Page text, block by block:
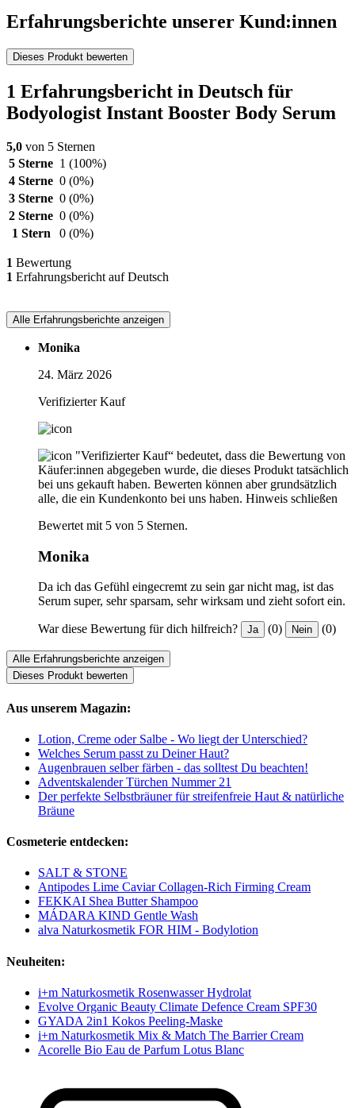
Erfahrungsberichte unserer Kund:innen
Dieses Produkt bewerten
1 Erfahrungsbericht in Deutsch für
Bodyologist Instant Booster Body Serum
5,0 von 5 Sternen
5 Sterne 1 (100%)
4 Sterne 0 (0%)
3 Sterne 0 (0%)
2 Sterne 0 (0%)
1 Stern
0 (0%)
1 Bewertung
1 Erfahrungsbericht auf Deutsch
Alle Erfahrungsberichte anzeigen
Monika
24. März 2026
Verifizierter Kauf
"Verifizierter Kauf“ bedeutet, dass die Bewertung von
Käufer:innen abgegeben wurde, die dieses Produkt tatsächlich
bei uns gekauft haben. Bewerten können aber grundsätzlich
alle, die ein Kundenkonto bei uns haben. Hinweis schließen
Bewertet mit 5 von 5 Sternen.
Monika
Da ich das Gefühl eingecremt zu sein gar nicht mag, ist das
Serum super, sehr sparsam, sehr wirksam und zieht sofort ein.
War diese Bewertung für dich hilfreich? Ja (0) Nein (0)
Alle Erfahrungsberichte anzeigen
Dieses Produkt bewerten
Aus unserem Magazin:
Lotion, Creme oder Salbe - Wo liegt der Unterschied?
Welches Serum passt zu Deiner Haut?
Augenbrauen selber färben - das solltest Du beachten!
Adventskalender Türchen Nummer 21
Der perfekte Selbstbräuner für streifenfreie Haut & natürliche
Bräune
Cosmeterie entdecken:
SALT & STONE
Antipodes Lime Caviar Collagen-Rich Firming Cream
FEKKAI Shea Butter Shampoo
MÁDARA KIND Gentle Wash
alva Naturkosmetik FOR HIM - Bodylotion
Neuheiten:
i+m Naturkosmetik Rosenwasser Hydrolat
Evolve Organic Beauty Climate Defence Cream SPF30
GYADA 2in1 Kokos Peeling-Maske
i+m Naturkosmetik Mix & Match The Barrier Cream
Acorelle Bio Eau de Parfum Lotus Blanc